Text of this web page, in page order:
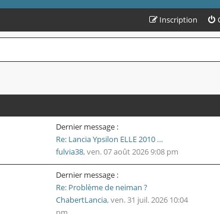
Inscription
Dernier message :
Re: Lancia Ypsilon ELLE 2010 …
fulvia38, ven. 07 août 2026 9:08 pm
Dernier message :
Re: Problème de neiman ?
ChabertLancia, ven. 31 juil. 2026 10:04